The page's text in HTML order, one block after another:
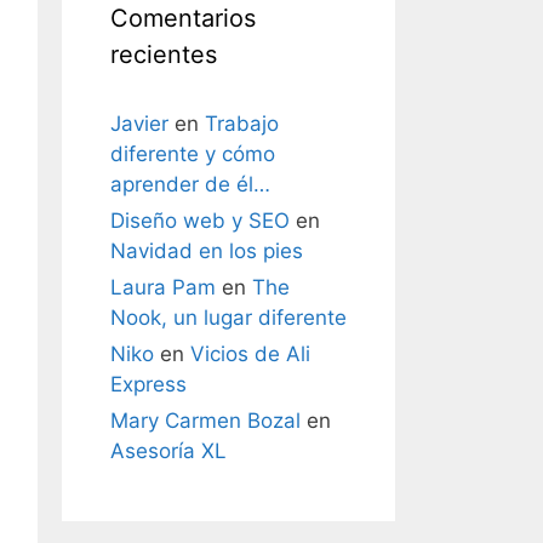
Comentarios
recientes
Javier en Trabajo
diferente y cómo
aprender de él…
Diseño web y SEO en
Navidad en los pies
Laura Pam en The
Nook, un lugar diferente
Niko en Vicios de Ali
Express
Mary Carmen Bozal en
Asesoría XL